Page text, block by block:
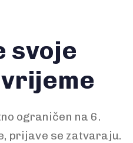
svoje
ograničen na 6.
prijave se zatvaraju.